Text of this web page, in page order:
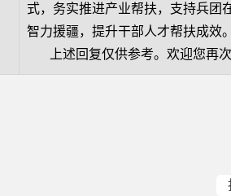
式，务实推进产业帮扶，支持兵团
智力援疆，提升干部人才帮扶成效
上述回复仅供参考。欢迎您再